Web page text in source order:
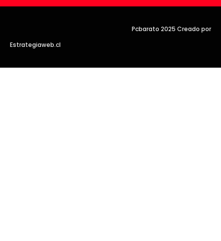
Pcbarato 2025 Creado por
Estrategiaweb.cl